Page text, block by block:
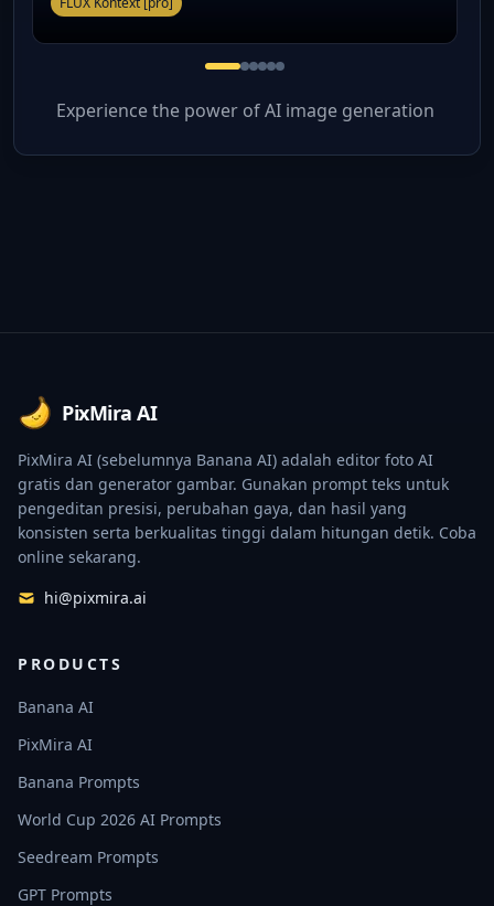
Experience the power of AI image generation
PixMira AI
PixMira AI (sebelumnya Banana AI) adalah editor foto AI
gratis dan generator gambar. Gunakan prompt teks untuk
pengeditan presisi, perubahan gaya, dan hasil yang
konsisten serta berkualitas tinggi dalam hitungan detik. Coba
online sekarang.
hi@pixmira.ai
PRODUCTS
Banana AI
PixMira AI
Banana Prompts
World Cup 2026 AI Prompts
Seedream Prompts
GPT Prompts